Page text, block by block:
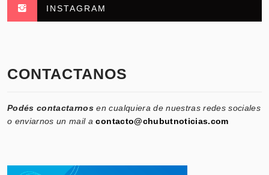
INSTAGRAM
CONTACTANOS
Podés contactarnos en cualquiera de nuestras redes sociales
o enviarnos un mail acontacto@chubutnoticias.com